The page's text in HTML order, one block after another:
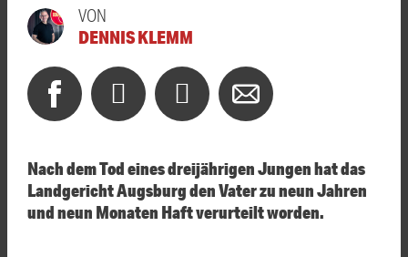
VON
DENNIS KLEMM
Nach dem Tod eines dreijährigen Jungen hat das
Landgericht Augsburg den Vater zu neun Jahren
und neun Monaten Haft verurteilt worden.